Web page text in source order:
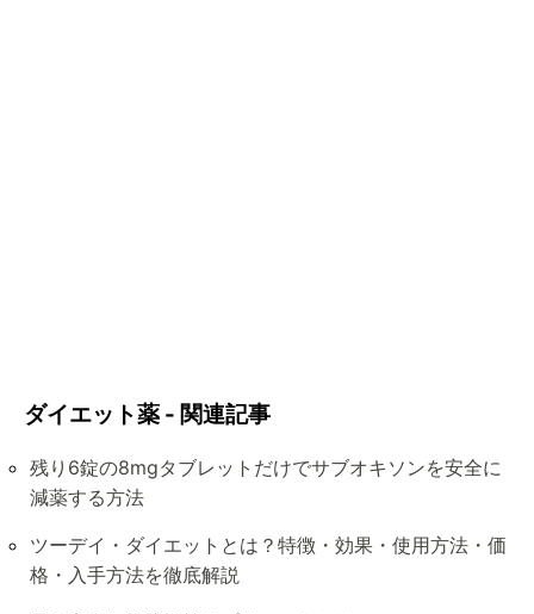
ダイエット薬 - 関連記事
残り6錠の8mgタブレットだけでサブオキソンを安全に
減薬する方法
ツーデイ・ダイエットとは？特徴・効果・使用方法・価
格・入手方法を徹底解説